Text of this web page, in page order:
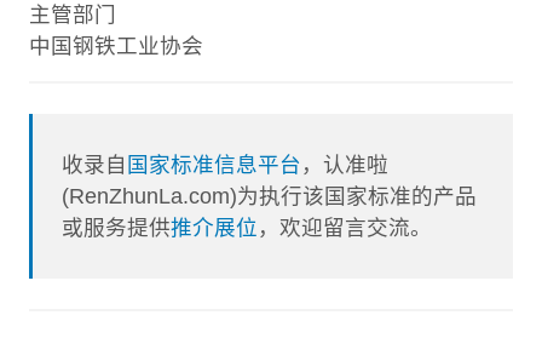
主管部门
中国钢铁工业协会
收录自 国家标准信息平台 ，认准啦
(RenZhunLa.com)为执行该国家标准的产品
或服务提供推介展位 ，欢迎留言交流。